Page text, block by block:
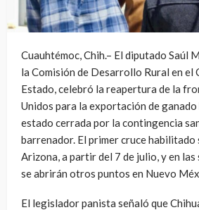
Cuauhtémoc, Chih.– El diputado Saúl
la Comisión de Desarrollo Rural en el
Estado, celebró la reapertura de la
Unidos para la exportación de
estado cerrada por la contingencia
barrenador. El primer cruce habilitado
Arizona, a partir del 7 de julio, y en las
se abrirán otros puntos en Nuevo
El legislador panista señaló que